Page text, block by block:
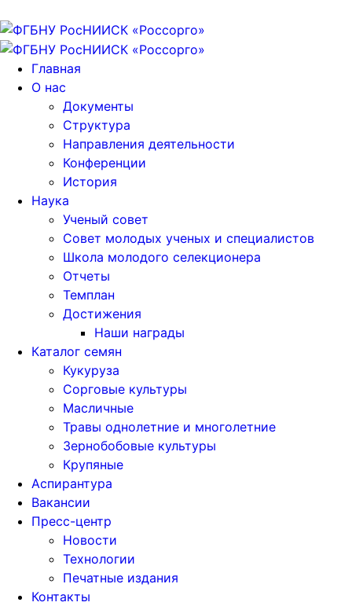
Главная
О нас
Документы
Структура
Направления деятельности
Конференции
История
Наука
Ученый совет
Совет молодых ученых и специалистов
Школа молодого селекционера
Отчеты
Темплан
Достижения
Наши награды
Каталог семян
Кукуруза
Сорговые культуры
Масличные
Травы однолетние и многолетние
Зернобобовые культуры
Крупяные
Аспирантура
Вакансии
Пресс-центр
Новости
Технологии
Печатные издания
Контакты